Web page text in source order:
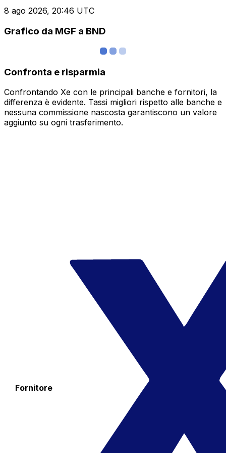
8 ago 2026, 20:46 UTC
Grafico da MGF a BND
Confronta e risparmia
Confrontando Xe con le principali banche e fornitori, la
differenza è evidente. Tassi migliori rispetto alle banche e
nessuna commissione nascosta garantiscono un valore
aggiunto su ogni trasferimento.
Fornitore